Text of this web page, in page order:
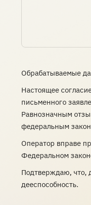
Обрабатываемые
Настоящее
письменного
Равнозначным
федеральным
Оператор вправе
Федеральном
Подтверждаю, что,
дееспособность.